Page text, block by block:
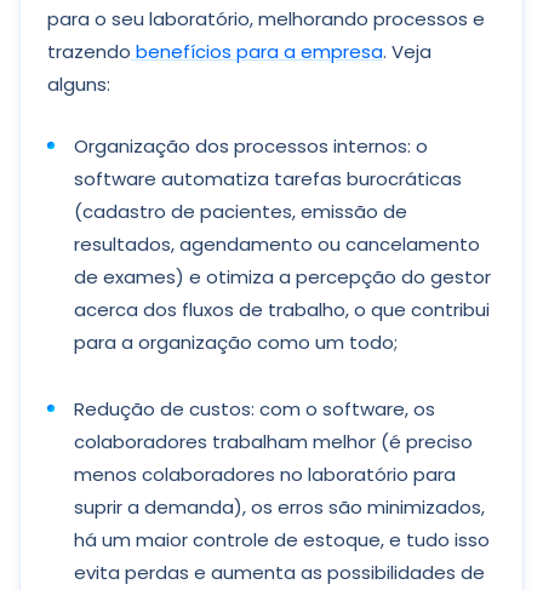
para o seu laboratório, melhorando processos e
trazendo benefícios para a empresa. Veja
alguns:
Organização dos processos internos: o
software automatiza tarefas burocráticas
(cadastro de pacientes, emissão de
resultados, agendamento ou cancelamento
de exames) e otimiza a percepção do gestor
acerca dos fluxos de trabalho, o que contribui
para a organização como um todo;
Redução de custos: com o software, os
colaboradores trabalham melhor (é preciso
menos colaboradores no laboratório para
suprir a demanda), os erros são minimizados,
há um maior controle de estoque, e tudo isso
evita perdas e aumenta as possibilidades de